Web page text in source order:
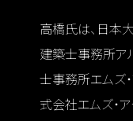
高橋氏は、日本
建築士事務所ア
士事務所エムズ
式会社エムズ・